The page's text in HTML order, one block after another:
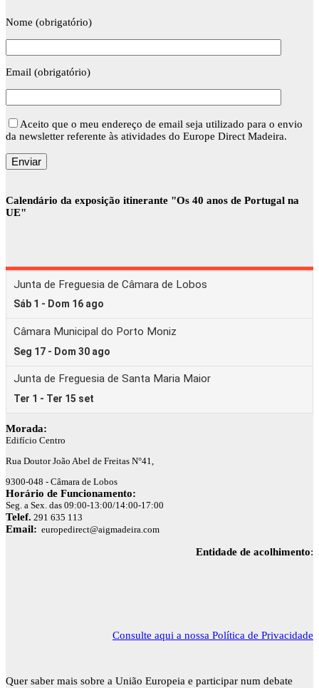
Nome (obrigatório)
Email (obrigatório)
Aceito que o meu endereço de email seja utilizado para o envio
da newsletter referente às atividades do Europe Direct Madeira.
Calendário da exposição itinerante "Os 40 anos de Portugal na
UE"
Morada:
Edifício Centro
Rua Doutor João Abel de Freitas N°41,
9300-048 - Câmara de Lobos
Horário de Funcionamento:
Seg. a Sex. das 09:00-13:00/14:00-17:00
Telef. 291 635 113
Email: europedirect@aigmadeira.com
Entidade de acolhimento:
Consulte aqui a nossa Política de Privacidade
Quer saber mais sobre a União Europeia e participar num debate